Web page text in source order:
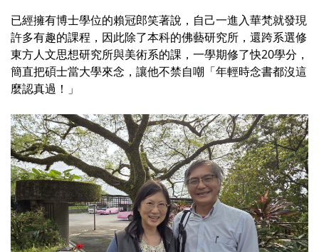
已經擁有博士學位的賴冠郎笑著說，自己一進入華梵就發現
許多有趣的課程，因此除了本科的佛藝研究所，還跨系選修
東方人文思想研究所與美術系的課，一學期修了快20學分，
簡直把碩士當大學來念，讓他不禁自嘲「年輕時念書都沒這
麼認真過！」